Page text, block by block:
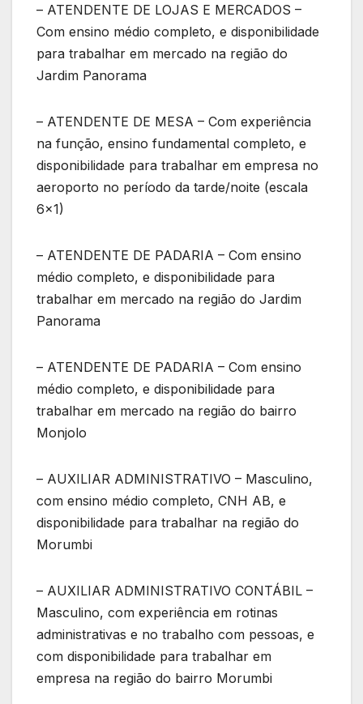
– ATENDENTE DE LOJAS E MERCADOS –
Com ensino médio completo, e disponibilidade
para trabalhar em mercado na região do
Jardim Panorama
– ATENDENTE DE MESA – Com experiência
na função, ensino fundamental completo, e
disponibilidade para trabalhar em empresa no
aeroporto no período da tarde/noite (escala
6×1)
– ATENDENTE DE PADARIA – Com ensino
médio completo, e disponibilidade para
trabalhar em mercado na região do Jardim
Panorama
– ATENDENTE DE PADARIA – Com ensino
médio completo, e disponibilidade para
trabalhar em mercado na região do bairro
Monjolo
– AUXILIAR ADMINISTRATIVO – Masculino,
com ensino médio completo, CNH AB, e
disponibilidade para trabalhar na região do
Morumbi
– AUXILIAR ADMINISTRATIVO CONTÁBIL –
Masculino, com experiência em rotinas
administrativas e no trabalho com pessoas, e
com disponibilidade para trabalhar em
empresa na região do bairro Morumbi